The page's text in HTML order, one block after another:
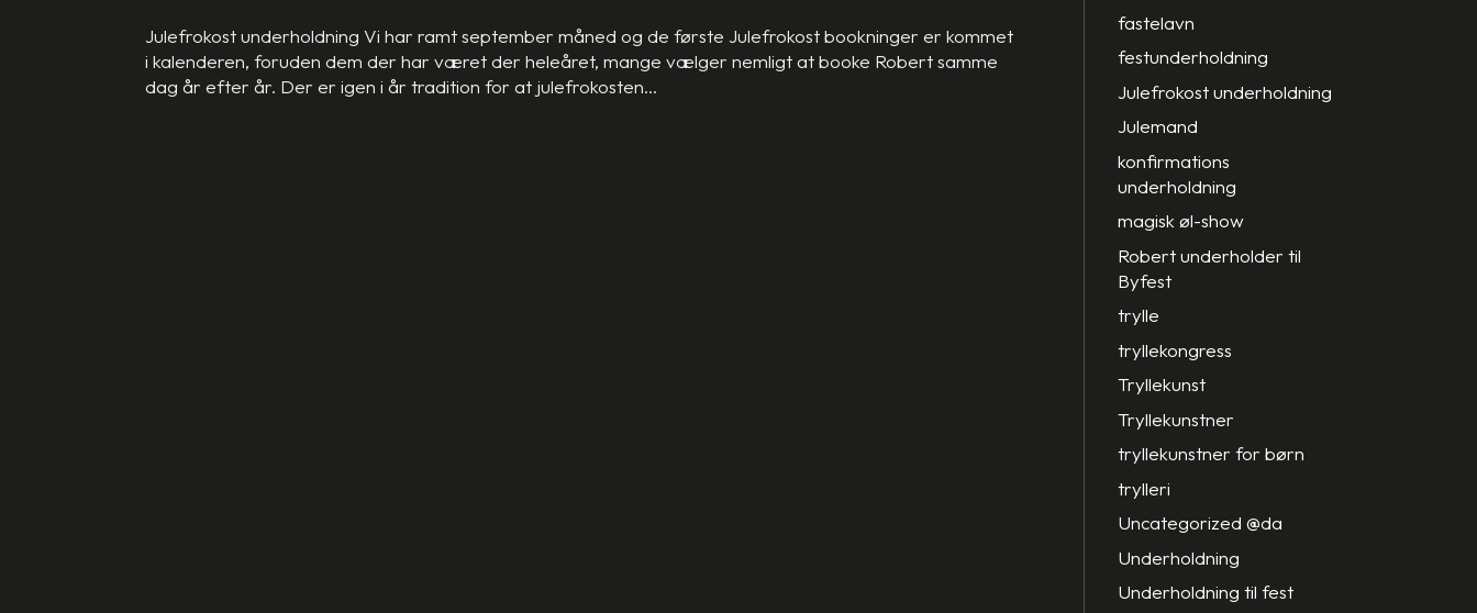
Julefrokost underholdning Vi har ramt september måned og de første Julefrokost bookninger er kommet
i kalenderen, foruden dem der har været der heleåret, mange vælger nemligt at booke Robert samme
dag år efter år. Der er igen i år tradition for at julefrokosten...
fastelavn
festunderholdning
Julefrokost underholdning
Julemand
konfirmations
underholdning
magisk øl-show
Robert underholder til
Byfest
trylle
tryllekongress
Tryllekunst
Tryllekunstner
tryllekunstner for børn
trylleri
Uncategorized @da
Underholdning
Underholdning til fest